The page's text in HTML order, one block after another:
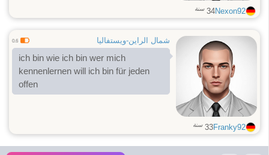
Nexon92
34 سنة
شمال الراين-ويستفاليا 0.6
ich bin wie ich bin wer mich
kennenlernen will ich bin für jeden
offen
Franky92
33 سنة